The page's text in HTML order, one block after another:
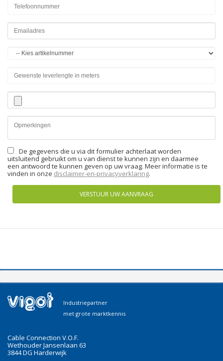
De gegevens die u via dit formulier achterlaat worden
uitsluitend gebruikt om u van dienst te kunnen zijn en daarmee
een antwoord te kunnen geven op uw vraag. Meer informatie is te
vinden in onze disclaimer-en-privacyverklaring.
VERSTUUR UW AANVRAAG
Industriepartner
met grote marktkennis
Cable Connection V.O.F.
Wethouder Jansenlaan 63
3844 DG Harderwijk